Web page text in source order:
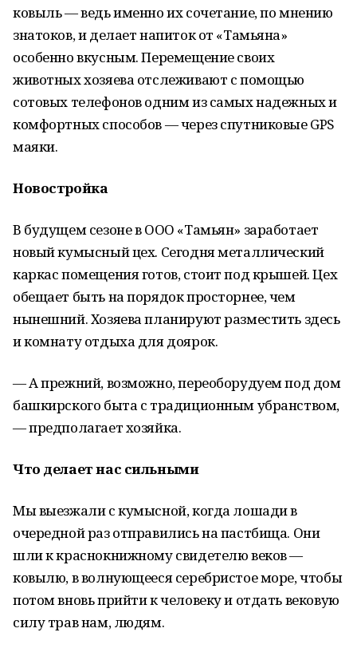
ковыль — ведь именно их сочетание, по мнению
знатоков, и делает напиток от «Тамьяна»
особенно вкусным. Перемещение своих
животных хозяева отслеживают с помощью
сотовых телефонов одним из самых надежных и
комфортных способов — через спутниковые GPS
маяки.
Новостройка
В будущем сезоне в ООО «Тамьян» заработает
новый кумысный цех. Сегодня металлический
каркас помещения готов, стоит под крышей. Цех
обещает быть на порядок просторнее, чем
нынешний. Хозяева планируют разместить здесь
и комнату отдыха для доярок.
— А прежний, возможно, переоборудуем под дом
башкирского быта с традиционным убранством,
— предполагает хозяйка.
Что делает нас сильными
Мы выезжали с кумысной, когда лошади в
очередной раз отправились на пастбища. Они
шли к краснокнижному свидетелю веков —
ковылю, в волнующееся серебристое море, чтобы
потом вновь прийти к человеку и отдать вековую
силу трав нам, людям.